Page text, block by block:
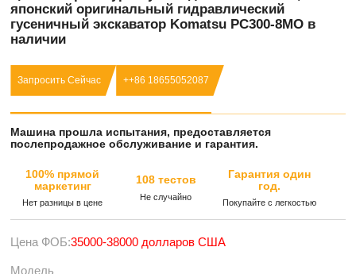
японский оригинальный гидравлический
гусеничный экскаватор Komatsu PC300-8MO в
наличии
Запросить Сейчас ++86 18655052087
Машина прошла испытания, предоставляется
послепродажное обслуживание и гарантия.
100% прямой
маркетинг
Нет разницы в цене
108 тестов
Не случайно
Гарантия один
год.
Покупайте с легкостью
Цена ФОБ:35000-38000 долларов США
Модель